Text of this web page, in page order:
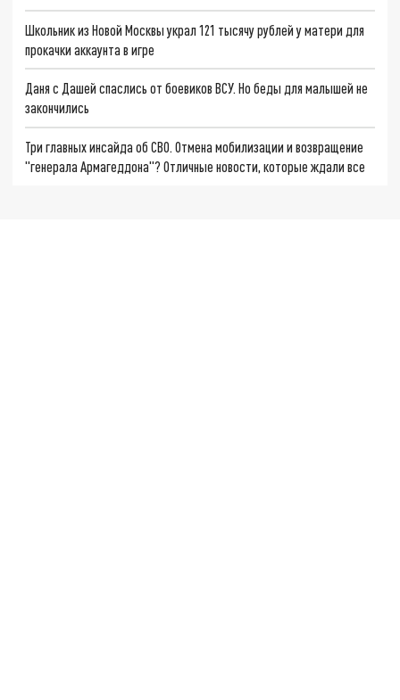
Школьник из Новой Москвы украл 121 тысячу рублей у матери для
прокачки аккаунта в игре
Даня с Дашей спаслись от боевиков ВСУ. Но беды для малышей не
закончились
Три главных инсайда об СВО. Отмена мобилизации и возвращение
"генерала Армагеддона"? Отличные новости, которые ждали все